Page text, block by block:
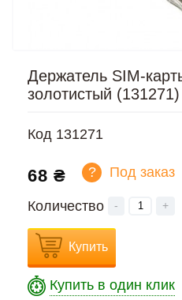
Держатель SIM-
золотистый (131271)
Код 131271
68 ₴ ? Под заказ
Количество - +
Купить
Купить в один клик